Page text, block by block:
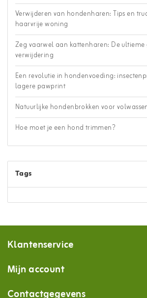
Verwijderen van hondenharen: Tips en
haarvrije woning
Zeg vaarwel aan kattenharen: De ultieme
verwijdering
Een revolutie in hondenvoeding:
lagere pawprint
Natuurlijke hondenbrokken voor
Hoe moet je een hond trimmen?
Tags
Klantenservice
Mijn account
Contactgegevens